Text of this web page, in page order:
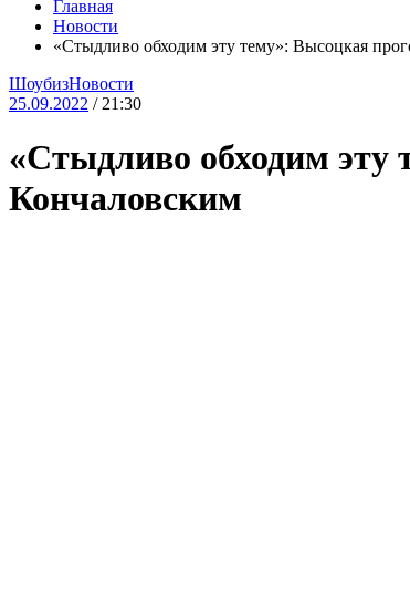
Главная
Новости
«Стыдливо обходим эту тему»: Высоцкая
ШоубизНовости
25.09.2022 / 21:30
«Стыдливо обходим эту
Кончаловским